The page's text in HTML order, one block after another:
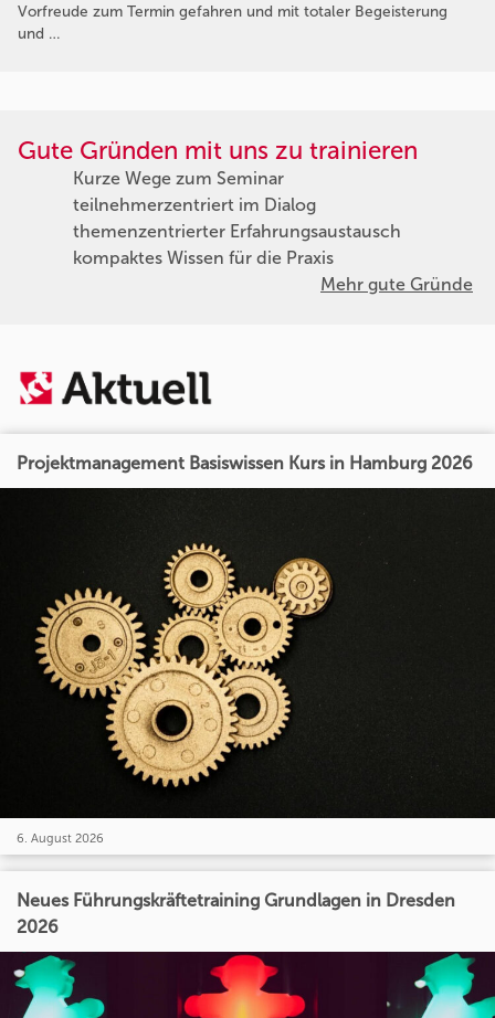
Vorfreude zum Termin gefahren und mit totaler Begeisterung
und …
Gute Gründen mit uns zu trainieren
Kurze Wege zum Seminar
teilnehmerzentriert im Dialog
themenzentrierter Erfahrungsaustausch
kompaktes Wissen für die Praxis
Mehr gute Gründe
Projektmanagement Basiswissen Kurs in Hamburg 2026
6. August 2026
Neues Führungskräftetraining Grundlagen in Dresden
2026